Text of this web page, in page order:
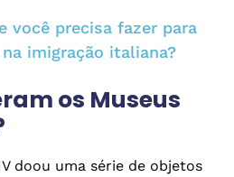
você precisa fazer para
imigração italiana?
os Museus
doou uma série de objetos